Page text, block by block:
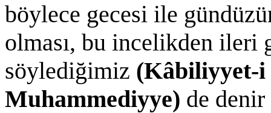
böylece gecesi ile
olması, bu incelikden ileri
söylediğimiz (Kâbiliyyet-i
Muhammediyye) de denir